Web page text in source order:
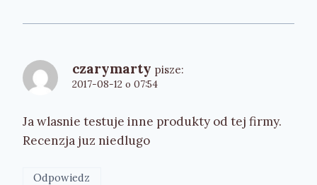
czarymarty pisze:
2017-08-12 o 07:54
Ja wlasnie testuje inne produkty od tej firmy.
Recenzja juz niedlugo
Odpowiedz